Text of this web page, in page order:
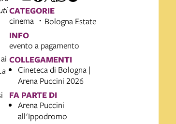
CATEGORIE
cinema
Bologna Estate
INFO
evento a pagamento
COLLEGAMENTI
Cineteca di Bologna |
Arena Puccini 2026
FA PARTE DI
Arena Puccini
all'Ippodromo